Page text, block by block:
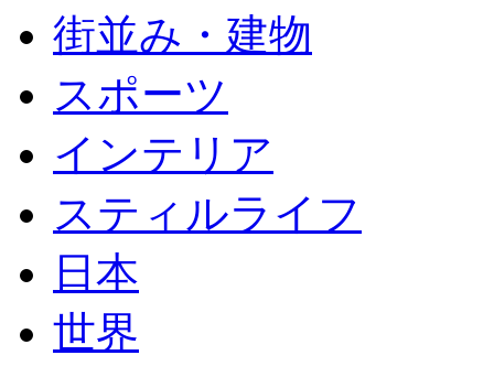
街並み・建物
スポーツ
インテリア
スティルライフ
日本
世界